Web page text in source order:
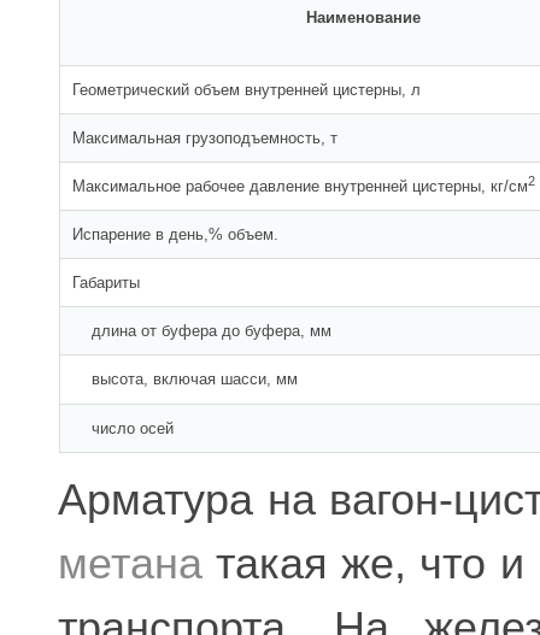
Наименование
Геометрический объем внутренней цистерны, л
Максимальная грузоподъемность, т
Максимальное рабочее давление внутренней цистерны, кг/см2
Испарение в день,% объем.
Габариты
длина от буфера до буфера, мм
высота, включая шасси, мм
число осей
Арматура на вагон-
метана такая же, что и